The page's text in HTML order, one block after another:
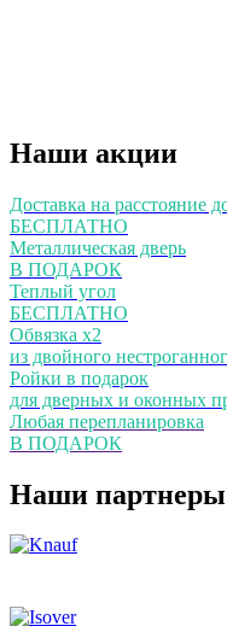
Наши акции
Доставка на расстояние
БЕСПЛАТНО
Металлическая дверь
В ПОДАРОК
Теплый угол
БЕСПЛАТНО
Обвязка х2
из двойного
Ройки в подарок
для дверных и оконных
Любая перепланировка
В ПОДАРОК
Наши партнеры